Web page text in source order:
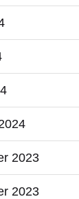
2023
2023